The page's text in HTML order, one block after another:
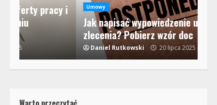
Umowy
Jak napisać wypowiedzenie umowy
zlecenia? Pobierz wzór doc
Daniel Rutkowski 20 lipca 2025